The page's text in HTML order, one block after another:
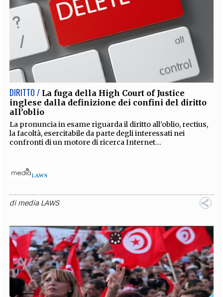
DIRITTO / La fuga della High Court of Justice
inglese dalla definizione dei confini del diritto
all’oblio
La pronuncia in esame riguarda il diritto all’oblio, rectius,
la facoltà, esercitabile da parte degli interessati nei
confronti di un motore di ricerca Internet...
dimedia LAWS